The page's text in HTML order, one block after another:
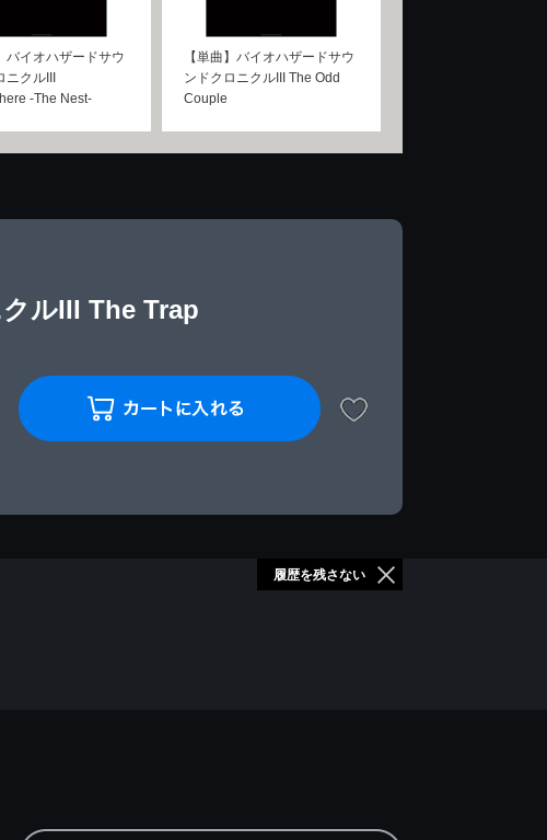
バイオハザードサウ
ニクルIII
-The Nest-
【単曲】バイオハザードサウ
ンドクロニクルIII The Odd
Couple
ルIII The Trap
履歴を残さない